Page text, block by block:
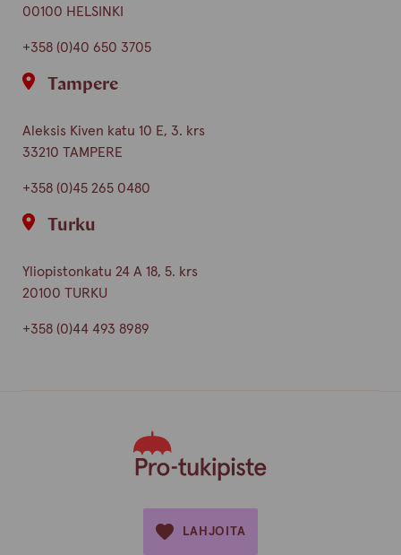
00100 HELSINKI
+358 (0)40 650 3705
Tampere
Aleksis Kiven katu 10 E, 3. krs
33210 TAMPERE
+358 (0)45 265 0480
Turku
Yliopistonkatu 24 A 18, 5. krs
20100 TURKU
+358 (0)44 493 8989
LAHJOITA